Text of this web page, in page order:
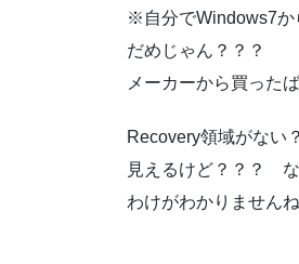
※自分でWindows7か
だめじゃん？？？
メーカーから買った
Recovery領域がない
見えるけど？？？ な
わけがわかりませんね